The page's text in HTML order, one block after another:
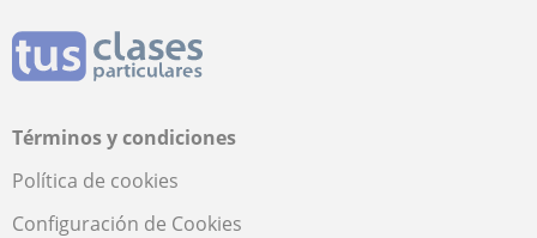
Términos y condiciones
Política de cookies
Configuración de Cookies